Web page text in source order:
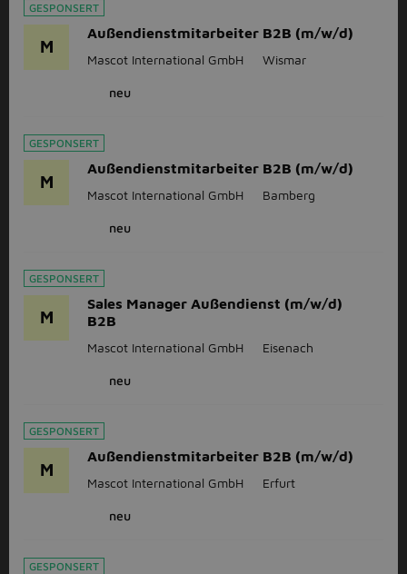
GESPONSERT
M
Außendienstmitarbeiter B2B (m/w/d)
Mascot International GmbH Wismar
neu
GESPONSERT
M
Außendienstmitarbeiter B2B (m/w/d)
Mascot International GmbH Bamberg
neu
GESPONSERT
M
Sales Manager Außendienst (m/w/d)
B2B
Mascot International GmbH Eisenach
neu
GESPONSERT
M
Außendienstmitarbeiter B2B (m/w/d)
Mascot International GmbH Erfurt
neu
GESPONSERT